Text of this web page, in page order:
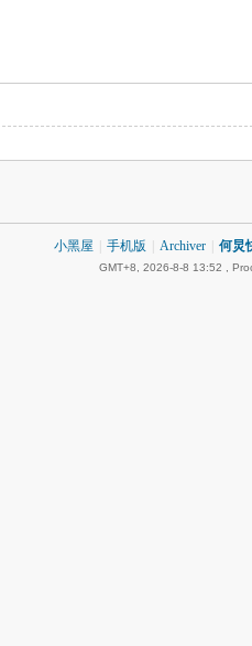
小黑屋 手机版 Archiver 何炅
GMT+8, 2026-8-8 13:52 ,